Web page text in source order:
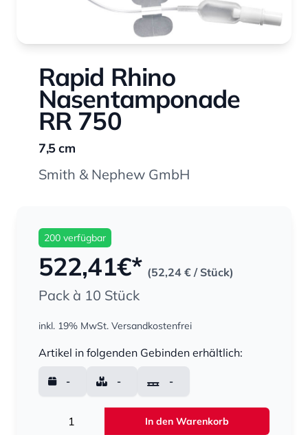
Rapid Rhino
Nasentamponade
RR 750
7,5 cm
Smith & Nephew GmbH
200 verfügbar
522,41€* (52,24 € / Stück)
Pack à 10 Stück
inkl. 19% MwSt. Versandkostenfrei
Artikel in folgenden Gebinden erhältlich:
- - -
In den Warenkorb